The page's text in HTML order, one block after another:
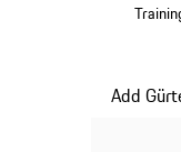
Add
Slide 12 von 20